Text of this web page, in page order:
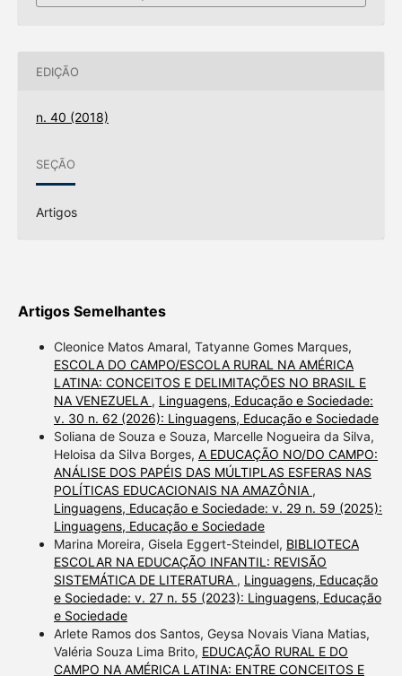
EDIÇÃO
n. 40 (2018)
SEÇÃO
Artigos
Artigos Semelhantes
Cleonice Matos Amaral, Tatyanne Gomes Marques,
ESCOLA DO CAMPO/ESCOLA RURAL NA AMÉRICA
LATINA: CONCEITOS E DELIMITAÇÕES NO BRASIL E
NA VENEZUELA , Linguagens, Educação e Sociedade:
v. 30 n. 62 (2026): Linguagens, Educação e Sociedade
Soliana de Souza e Souza, Marcelle Nogueira da Silva,
Heloisa da Silva Borges, A EDUCAÇÃO NO/DO CAMPO:
ANÁLISE DOS PAPÉIS DAS MÚLTIPLAS ESFERAS NAS
POLÍTICAS EDUCACIONAIS NA AMAZÔNIA ,
Linguagens, Educação e Sociedade: v. 29 n. 59 (2025):
Linguagens, Educação e Sociedade
Marina Moreira, Gisela Eggert-Steindel, BIBLIOTECA
ESCOLAR NA EDUCAÇÃO INFANTIL: REVISÃO
SISTEMÁTICA DE LITERATURA , Linguagens, Educação
e Sociedade: v. 27 n. 55 (2023): Linguagens, Educação
e Sociedade
Arlete Ramos dos Santos, Geysa Novais Viana Matias,
Valéria Souza Lima Brito, EDUCAÇÃO RURAL E DO
CAMPO NA AMÉRICA LATINA: ENTRE CONCEITOS E